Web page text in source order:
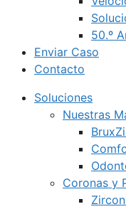
50.º
Enviar Caso
Contacto
Soluciones
Nuestras
Coronas y